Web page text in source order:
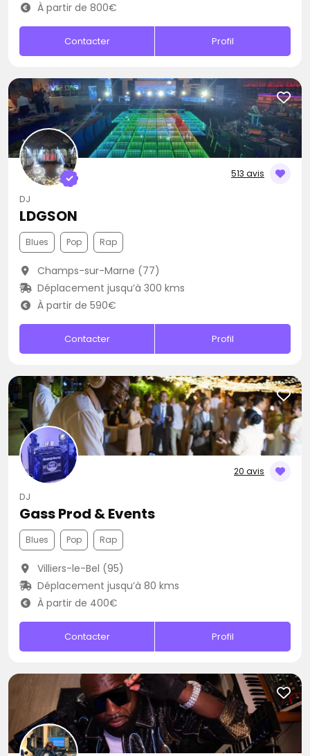
À partir de 800€
Contacter Profil
513 avis
DJ
LDGSON
Blues Pop Rap
Champs-sur-Marne (77)
Déplacement jusqu’à 300 kms
À partir de 590€
Contacter Profil
20 avis
DJ
Gass Prod & Events
Blues Pop Rap
Villiers-le-Bel (95)
Déplacement jusqu’à 80 kms
À partir de 400€
Contacter Profil